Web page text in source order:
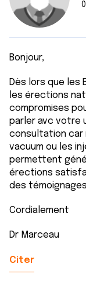
Bonjour,
Dès lors que les
les érections
compromises
parler avc votre
consultation car
vacuum ou les
permettent
érections
des
Cordialement
Dr Marceau
Citer